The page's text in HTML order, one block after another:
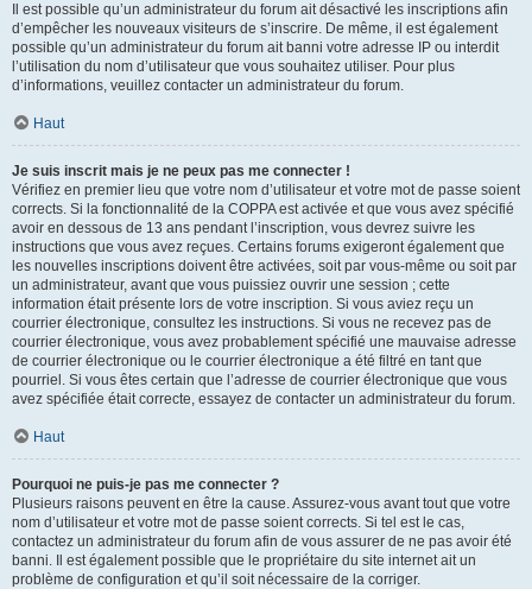
Il est possible qu’un administrateur du forum ait désactivé les inscriptions afin
d’empêcher les nouveaux visiteurs de s’inscrire. De même, il est également
possible qu’un administrateur du forum ait banni votre adresse IP ou interdit
l’utilisation du nom d’utilisateur que vous souhaitez utiliser. Pour plus
d’informations, veuillez contacter un administrateur du forum.
Haut
Je suis inscrit mais je ne peux pas me connecter !
Vérifiez en premier lieu que votre nom d’utilisateur et votre mot de passe soient
corrects. Si la fonctionnalité de la COPPA est activée et que vous avez spécifié
avoir en dessous de 13 ans pendant l’inscription, vous devrez suivre les
instructions que vous avez reçues. Certains forums exigeront également que
les nouvelles inscriptions doivent être activées, soit par vous-même ou soit par
un administrateur, avant que vous puissiez ouvrir une session ; cette
information était présente lors de votre inscription. Si vous aviez reçu un
courrier électronique, consultez les instructions. Si vous ne recevez pas de
courrier électronique, vous avez probablement spécifié une mauvaise adresse
de courrier électronique ou le courrier électronique a été filtré en tant que
pourriel. Si vous êtes certain que l’adresse de courrier électronique que vous
avez spécifiée était correcte, essayez de contacter un administrateur du forum.
Haut
Pourquoi ne puis-je pas me connecter ?
Plusieurs raisons peuvent en être la cause. Assurez-vous avant tout que votre
nom d’utilisateur et votre mot de passe soient corrects. Si tel est le cas,
contactez un administrateur du forum afin de vous assurer de ne pas avoir été
banni. Il est également possible que le propriétaire du site internet ait un
problème de configuration et qu’il soit nécessaire de la corriger.